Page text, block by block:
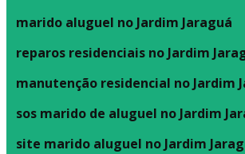
marido aluguel no Jardim Jaraguá
reparos residenciais no Jardim
manutenção residencial no Jardim
sos marido de aluguel no Jardim
site marido aluguel no Jardim